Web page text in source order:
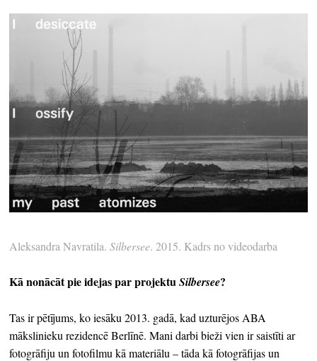
Aleksandra Navratila.Silbersee. 2015. Kadrs no videodarba
Kā nonācāt pie idejas par projektuSilbersee?
Tas ir pētījums, ko iesāku 2013. gadā, kad uzturējos ABA
mākslinieku rezidencē Berlīnē. Mani darbi bieži vien ir saistīti ar
fotogrāfiju un fotofilmu kā materiālu – tāda kā fotogrāfijas un